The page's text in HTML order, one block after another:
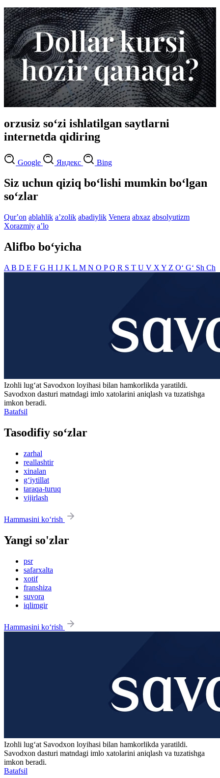
orzusiz so‘zi ishlatilgan saytlarni
internetda qidiring
Google Яндекс Bing
Siz uchun qiziq bo‘lishi mumkin bo‘lgan
so‘zlar
Qurʼon ablahlik aʼzolik abadiylik Venera abxaz absolyutizm
Xorazmiy aʼlo
Alifbo bo‘yicha
A B D E F G H I J K L M N O PQ R S T U V X Y Z O‘ G‘ Sh Ch
Izohli lugʻat Savodxon loyihasi bilan hamkorlikda yaratildi.
Savodxon dasturi matndagi imlo xatolarini aniqlash va tuzatishga
imkon beradi.
Batafsil
Tasodifiy so‘zlar
zarhal
reallashtir
xinalan
g‘iytillat
taraqa-turuq
vijirlash
Hammasini ko‘rish
Yangi so'zlar
psr
safarxalta
xotif
franshiza
suvora
iqlimgir
Hammasini ko‘rish
Izohli lugʻat Savodxon loyihasi bilan hamkorlikda yaratildi.
Savodxon dasturi matndagi imlo xatolarini aniqlash va tuzatishga
imkon beradi.
Batafsil